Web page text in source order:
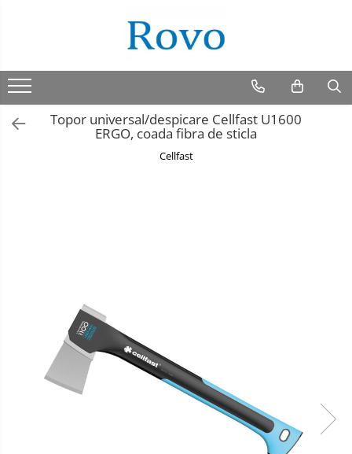
Topor universal/despicare Cellfast U1600
ERGO, coada fibra de sticla
Cellfast